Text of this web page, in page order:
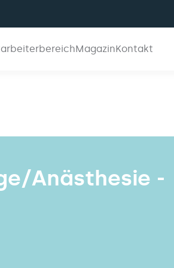
MagazinKontakt
Anästhesie -